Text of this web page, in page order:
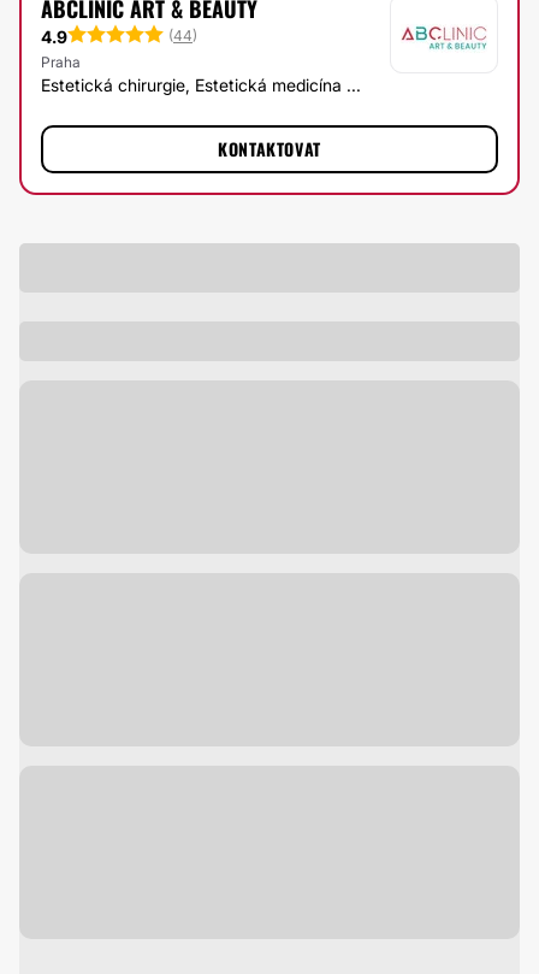
ABCLINIC ART & BEAUTY
4.9 (44)
Praha
Estetická chirurgie, Estetická medicína ...
KONTAKTOVAT